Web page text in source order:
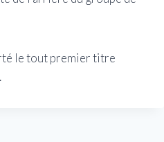
le tout premier titre